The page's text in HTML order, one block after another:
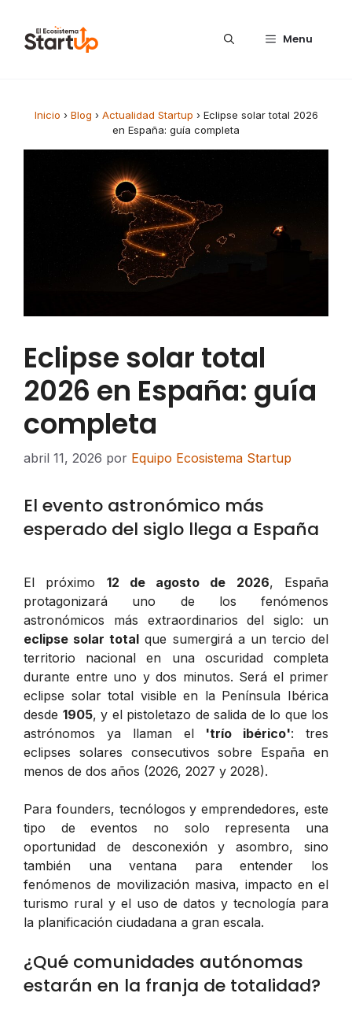
Menu
Inicio › Blog › Actualidad Startup › Eclipse solar total 2026
en España: guía completa
Eclipse solar total
2026 en España: guía
completa
abril 11, 2026 por Equipo Ecosistema Startup
El evento astronómico más
esperado del siglo llega a España
El próximo 12 de agosto de 2026, España
protagonizará uno de los fenómenos
astronómicos más extraordinarios del siglo: un
eclipse solar total que sumergirá a un tercio del
territorio nacional en una oscuridad completa
durante entre uno y dos minutos. Será el primer
eclipse solar total visible en la Península Ibérica
desde 1905, y el pistoletazo de salida de lo que los
astrónomos ya llaman el 'trío ibérico': tres
eclipses solares consecutivos sobre España en
menos de dos años (2026, 2027 y 2028).
Para founders, tecnólogos y emprendedores, este
tipo de eventos no solo representa una
oportunidad de desconexión y asombro, sino
también una ventana para entender los
fenómenos de movilización masiva, impacto en el
turismo rural y el uso de datos y tecnología para
la planificación ciudadana a gran escala.
¿Qué comunidades autónomas
estarán en la franja de totalidad?